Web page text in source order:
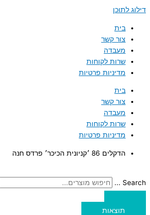
דילוג לתוכן
בית
צור קשר
מעבדה
שרות לקוחות
מדיניות פרטיות
בית
צור קשר
מעבדה
שרות לקוחות
מדיניות פרטיות
הדקלים 86 ׳קניונית הכיכר׳ פרדס חנה
Search ...
תוצאות